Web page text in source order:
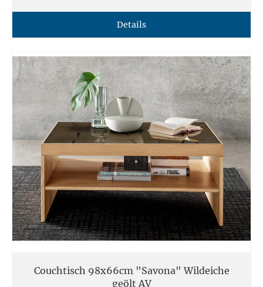
Details
Couchtisch 98x66cm "Savona" Wildeiche
geölt AV